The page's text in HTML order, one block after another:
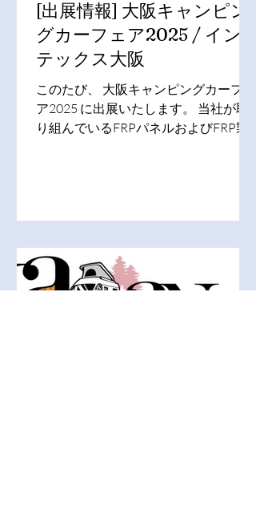
[出展情報] 大阪キャンピン
グカーフェア2025 / イン
テックス大阪
このたび、 大阪キャンピングカーフェ
ア2025 に出展いたします。 当社が取
り組んでいるFRPパネルおよびFRP製
合わせた最新の部材...